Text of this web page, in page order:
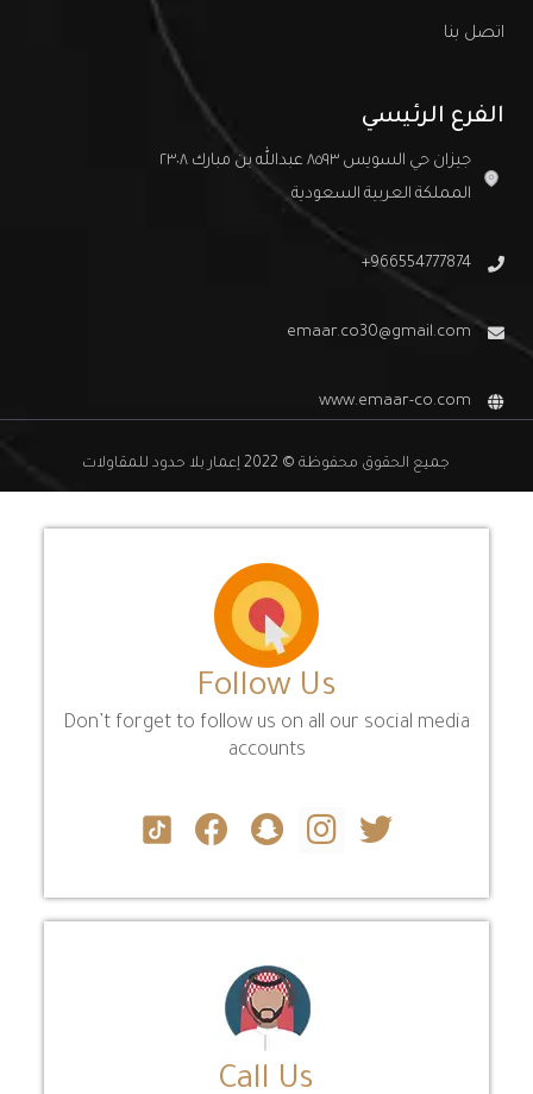
اتصل بنا
الفرع الرئيسي
جيزان حي السويس ٨٥٩٣ عبدالله بن مبارك ٢٣٠٨
المملكة العربية السعودية
966554777874+
emaar.co30@gmail.com
www.emaar-co.com
جميع الحقوق محفوظة © 2022 إعمار بلا حدود للمقاولات
Follow Us
Don’t forget to follow us on all our social media
accounts
Call Us